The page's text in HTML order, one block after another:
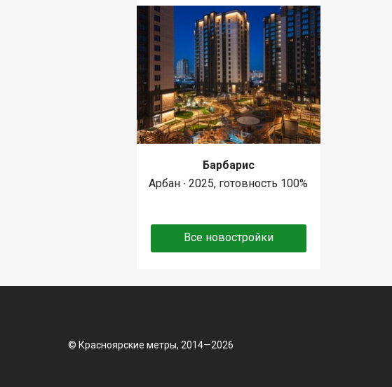
Барбарис
Арбан ∙ 2025, готовность 100%
Все новостройки
© Красноярские метры, 2014—2026